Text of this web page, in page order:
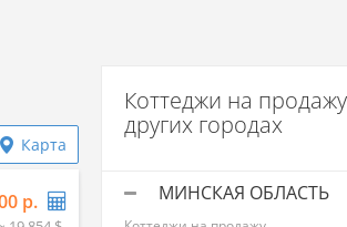
Карта
р.
Коттеджи на
других городах
МИНСКАЯ ОБЛАСТЬ